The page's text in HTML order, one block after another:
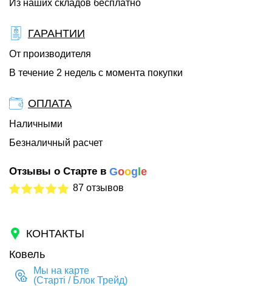
Из наших складов бесплатно
ГАРАНТИИ
От производителя
В течение 2 недель с момента покупки
ОПЛАТА
Наличными
Безналичный расчет
Отзывы о Старте в Goog e
87 отзывов
КОНТАКТЫ
Ковель
Мы на карте
(Старті / Блок Трейд)